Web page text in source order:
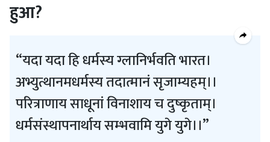
हुआ?
यदा यदा हि धर्मस्य ग्लानिर्भवति भारत।
अभ्युत्थानमधर्मस्य तदात्मानं सृजाम्यहम्।।
परित्राणाय साधूनां विनाशाय च दुष्कृताम्।
धर्मसंस्थापनार्थाय सम्भवामि युगे युगे।।